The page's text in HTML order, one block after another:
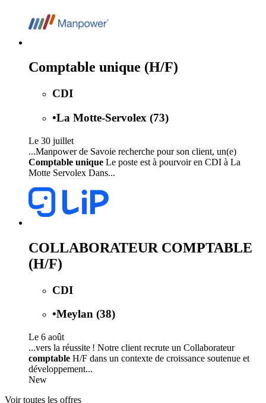
Comptable unique (H/F)
CDI
•La Motte-Servolex (73)
Le 30 juillet
...Manpower de Savoie recherche pour son client, un(e)
Comptable unique Le poste est à pourvoir en CDI à La
Motte Servolex Dans...
COLLABORATEUR COMPTABLE
(H/F)
CDI
•Meylan (38)
Le 6 août
...vers la réussite ! Notre client recrute un Collaborateur
comptable H/F dans un contexte de croissance soutenue et
développement...
New
Voir toutes les offres